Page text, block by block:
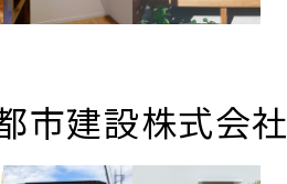
市建設株式会社